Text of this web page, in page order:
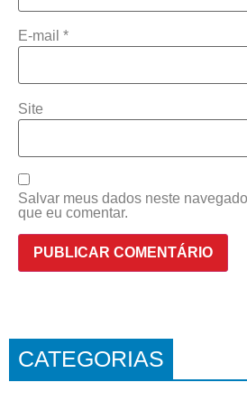
E-mail *
Site
Salvar meus dados neste
que eu comentar.
CATEGORIAS